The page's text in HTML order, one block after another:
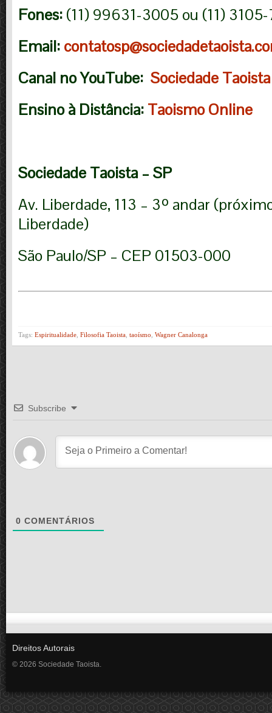
Fones: (11) 99631-3005 ou (11)
Email:
Canal no YouTube: Sociedade
Ensino à Distância: Taoismo Online
Sociedade Taoista – SP
Av. Liberdade, 113 – 3º andar
Liberdade)
São Paulo/SP – CEP 01503-000
Tags: Espiritualidade Filosofia Taoista taoísmo Wagner Canalonga
Subscribe
0 COMENTÁRIOS
Direitos Autorais
© 2026 Sociedade Taoista.